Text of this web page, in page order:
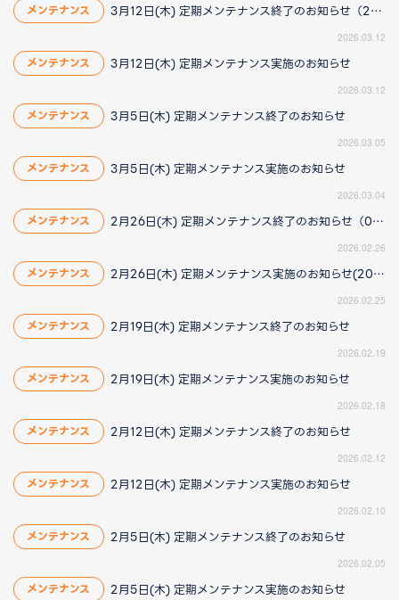
メンテナンス 3月12日(木) 定期メンテナンス終了のお知らせ（2026/3/12更新）
2026.03.12
メンテナンス 3月12日(木) 定期メンテナンス実施のお知らせ
2026.03.12
メンテナンス 3月5日(木) 定期メンテナンス終了のお知らせ
2026.03.05
メンテナンス 3月5日(木) 定期メンテナンス実施のお知らせ
2026.03.04
メンテナンス 2月26日(木) 定期メンテナンス終了のお知らせ（02/26更新）
2026.02.26
メンテナンス 2月26日(木) 定期メンテナンス実施のお知らせ(2026/2/26 14:30更新)
2026.02.25
メンテナンス 2月19日(木) 定期メンテナンス終了のお知らせ
2026.02.19
メンテナンス 2月19日(木) 定期メンテナンス実施のお知らせ
2026.02.18
メンテナンス 2月12日(木) 定期メンテナンス終了のお知らせ
2026.02.12
メンテナンス 2月12日(木) 定期メンテナンス実施のお知らせ
2026.02.10
メンテナンス 2月5日(木) 定期メンテナンス終了のお知らせ
2026.02.05
メンテナンス 2月5日(木) 定期メンテナンス実施のお知らせ